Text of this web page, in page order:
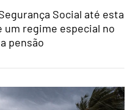
Social até esta
um regime especial no
pensão